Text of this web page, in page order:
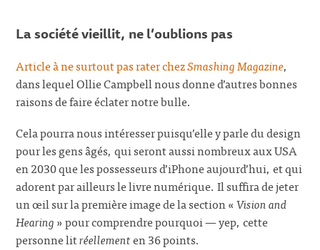
La société vieillit, ne l’oublions pas
Article à ne surtout pas rater chezSmashing Magazine,
dans lequel Ollie Campbell nous donne d’autres bonnes
raisons de faire éclater notre bulle.
Cela pourra nous intéresser puisqu’elle y parle du design
pour les gens âgés, qui seront aussi nombreux aux USA
en 2030 que les possesseurs d’iPhone aujourd’hui, et qui
adorent par ailleurs le livre numérique. Il suffira de jeter
un œil sur la première image de la section «Vision and
Hearing» pour comprendre pourquoi — yep, cette
personne litréellementen 36 points.